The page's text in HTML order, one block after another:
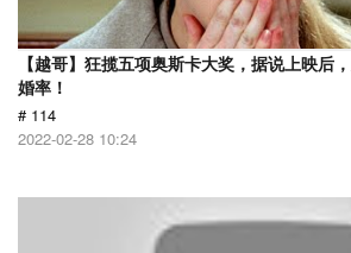
【越哥】狂揽五项奥斯卡大奖，据说上映后
婚率！
# 114
2022-02-28 10:24